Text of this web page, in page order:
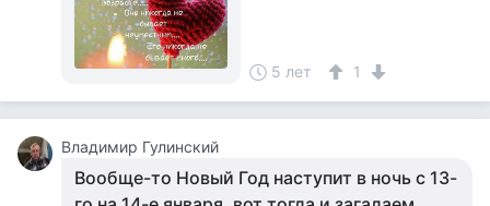
5 лет 1
Владимир Гулинский
Вообще-то Новый Год наступит в ночь с 13-